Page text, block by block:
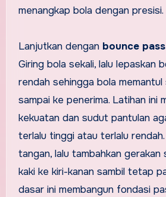
menangkap bola dengan presisi.
Lanjutkan dengan bounce
Giring bola sekali, lalu lepaskan
rendah sehingga bola memantul
sampai ke penerima. Latihan ini
kekuatan dan sudut pantulan
terlalu tinggi atau terlalu
tangan, lalu tambahkan gerakan
kaki ke kiri-kanan sambil tetap
dasar ini membangun fondasi